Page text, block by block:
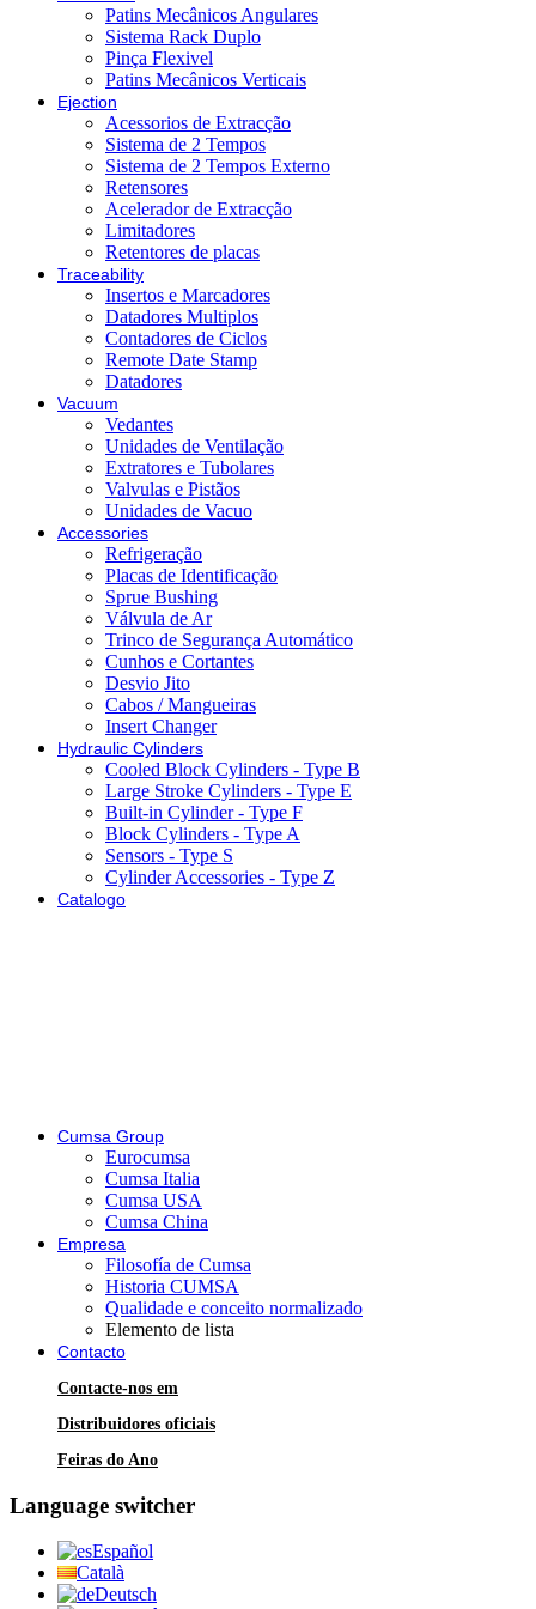
Patins Mecânicos Angulares
Sistema Rack Duplo
Pinça Flexivel
Patins Mecânicos Verticais
Ejection
Acessorios de Extracção
Sistema de 2 Tempos
Sistema de 2 Tempos Externo
Retensores
Acelerador de Extracção
Limitadores
Retentores de placas
Traceability
Insertos e Marcadores
Datadores Multiplos
Contadores de Ciclos
Remote Date Stamp
Datadores
Vacuum
Vedantes
Unidades de Ventilação
Extratores e Tubolares
Valvulas e Pistãos
Unidades de Vacuo
Accessories
Refrigeração
Placas de Identificação
Sprue Bushing
Válvula de Ar
Trinco de Segurança Automático
Cunhos e Cortantes
Desvio Jito
Cabos / Mangueiras
Insert Changer
Hydraulic Cylinders
Cooled Block Cylinders - Type B
Large Stroke Cylinders - Type E
Built-in Cylinder - Type F
Block Cylinders - Type A
Sensors - Type S
Cylinder Accessories - Type Z
Catalogo
Cumsa Group
Eurocumsa
Cumsa Italia
Cumsa USA
Cumsa China
Empresa
Filosofía de Cumsa
Historia CUMSA
Qualidade e conceito normalizado
Elemento de lista
Contacto
Contacte-nos em
Distribuidores oficiais
Feiras do Ano
Language switcher
Español
Català
Deutsch